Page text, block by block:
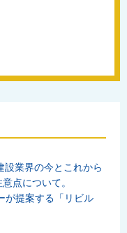
設業界の今とこれから
点について。
が提案する「リビル